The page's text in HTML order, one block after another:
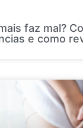
faz mal?
e como